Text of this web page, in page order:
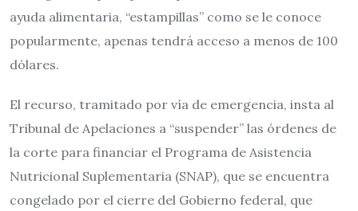
ayuda alimentaria, “estampillas” como se le conoce
popularmente, apenas tendrá acceso a menos de 100
dólares.
El recurso, tramitado por vía de emergencia, insta al
Tribunal de Apelaciones a “suspender” las órdenes de
la corte para financiar el Programa de Asistencia
Nutricional Suplementaria (SNAP), que se encuentra
congelado por el cierre del Gobierno federal, que